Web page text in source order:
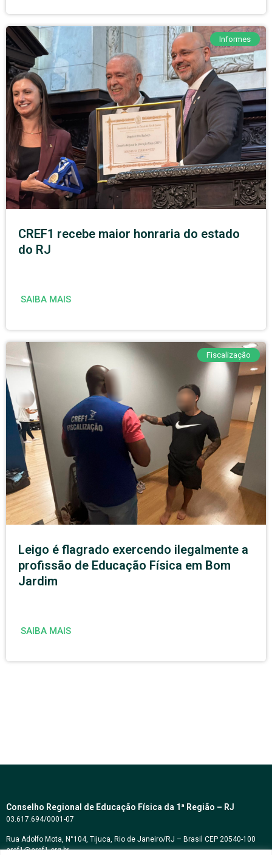
Informes
CREF1 recebe maior honraria do estado
do RJ
SAIBA MAIS
Fiscalização
Leigo é flagrado exercendo ilegalmente a
profissão de Educação Física em Bom
Jardim
SAIBA MAIS
Conselho Regional de Educação Física da 1ª Região – RJ
03.617.694/0001-07
Rua Adolfo Mota, N°104, Tijuca, Rio de Janeiro/RJ – Brasil CEP 20540-100
cref1@cref1.org.br